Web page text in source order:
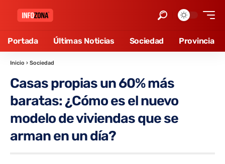
Portada Últimas Noticias Sociedad Provincia
Inicio › Sociedad
Casas propias un 60% más
baratas: ¿Cómo es el nuevo
modelo de viviendas que se
arman en un día?